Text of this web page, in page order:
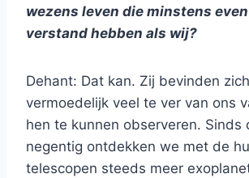
wezens leven die minstens
verstand hebben als wij?
Dehant: Dat kan. Zij bevinden
vermoedelijk veel te ver van ons
hen te kunnen observeren. Sinds
negentig ontdekken we met de
telescopen steeds meer